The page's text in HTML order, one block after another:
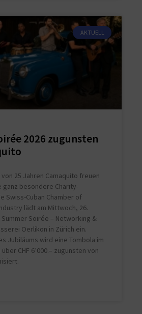
AKTUELL
2026 zugunsten
25 Jahren Camaquito freuen
ganz besondere Charity-
Swiss-Cuban Chamber of
lädt am Mittwoch, 26.
Soirée – Networking &
Oerlikon in Zürich ein.
Jubiläums wird eine Tombola im
CHF 6’000.– zugunsten von